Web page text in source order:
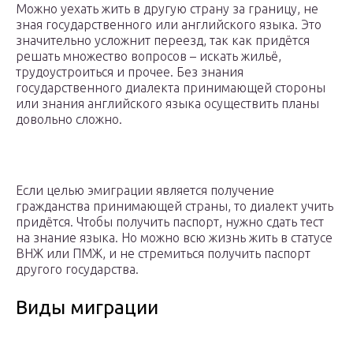
Можно уехать жить в другую страну за границу, не
зная государственного или английского языка. Это
значительно усложнит переезд, так как придётся
решать множество вопросов – искать жильё,
трудоустроиться и прочее. Без знания
государственного диалекта принимающей стороны
или знания английского языка осуществить планы
довольно сложно.
Если целью эмиграции является получение
гражданства принимающей страны, то диалект учить
придётся. Чтобы получить паспорт, нужно сдать тест
на знание языка. Но можно всю жизнь жить в статусе
ВНЖ или ПМЖ, и не стремиться получить паспорт
другого государства.
Виды миграции